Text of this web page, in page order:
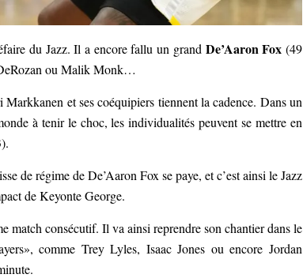
du Jazz. Il a encore fallu un grand De’Aaron Fox (49
ou Malik Monk…
et ses coéquipiers tiennent la cadence. Dans un
à tenir le choc, les individualités peuvent se mettre en
de régime de De’Aaron Fox se paye, et c’est ainsi le Jazz
de Keyonte George.
match consécutif. Il va ainsi reprendre son chantier dans le
comme Trey Lyles, Isaac Jones ou encore Jordan